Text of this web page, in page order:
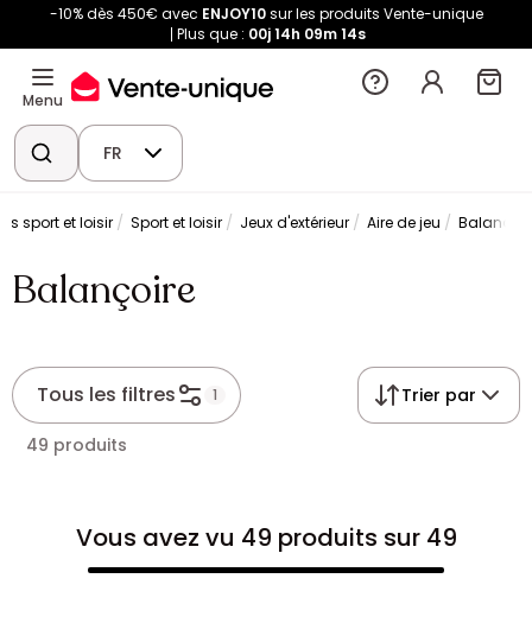
-10% dès 450€ avec ENJOY10sur les produits Vente-unique
Plus que : 00j14h 09m14s
Menu
FR
sport et loisir Sport et loisir Jeux d'extérieur Aire de jeu
Balançoire
Tous les filtres 1 Trier par
49 produits
Vous avez vu 49 produits sur 49